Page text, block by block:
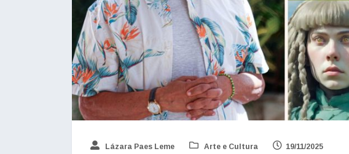
Lázara Paes Leme Arte e Cultura 19/11/2025